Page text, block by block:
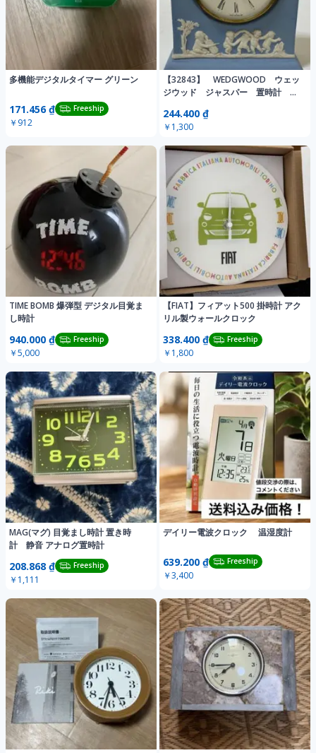
多機能デジタルタイマー グリーン
171.456 ₫ Freeship
￥912
【32843】 WEDGWOOD ウェッ
ジウッド ジャスパー 置時計 時
物 ジャンク品 動作未確認 中古
品 現状品
244.400 ₫
￥1,300
TIME BOMB 爆弾型 デジタル目覚ま
し時計
940.000 ₫ Freeship
￥5,000
【FIAT】フィアット500 掛時計 アク
リル製ウォールクロック
338.400 ₫ Freeship
￥1,800
MAG(マグ) 目覚まし時計 置き時
計 静音 アナログ置時計
208.868 ₫ Freeship
￥1,111
デイリー電波クロック 温湿度計
639.200 ₫ Freeship
￥3,400